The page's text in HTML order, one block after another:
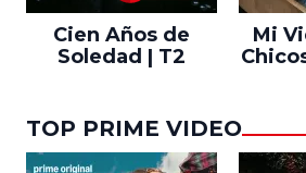
Cien Años de
Soledad | T2
Mi
TOP PRIME VIDEO